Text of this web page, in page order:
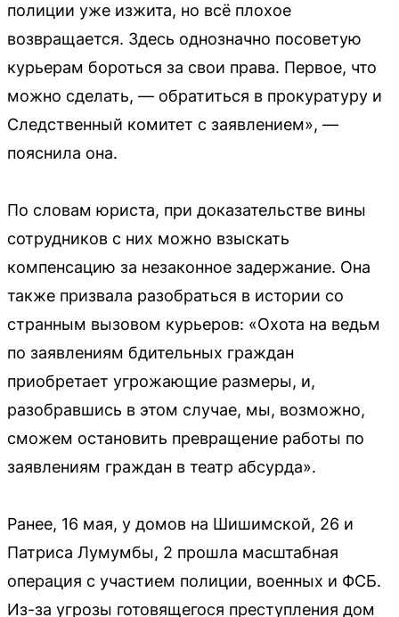
полиции уже изжита, но всё плохое
возвращается. Здесь однозначно посоветую
курьерам бороться за свои права. Первое, что
можно сделать, — обратиться в прокуратуру и
Следственный комитет с заявлением», —
пояснила она.
По словам юриста, при доказательстве вины
сотрудников с них можно взыскать
компенсацию за незаконное задержание. Она
также призвала разобраться в истории со
странным вызовом курьеров: «Охота на ведьм
по заявлениям бдительных граждан
приобретает угрожающие размеры, и,
разобравшись в этом случае, мы, возможно,
сможем остановить превращение работы по
заявлениям граждан в театр абсурда».
Ранее, 16 мая, у домов на Шишимской, 26 и
Патриса Лумумбы, 2 прошла масштабная
операция с участием полиции, военных и ФСБ.
Из-за угрозы готовящегося преступления дом